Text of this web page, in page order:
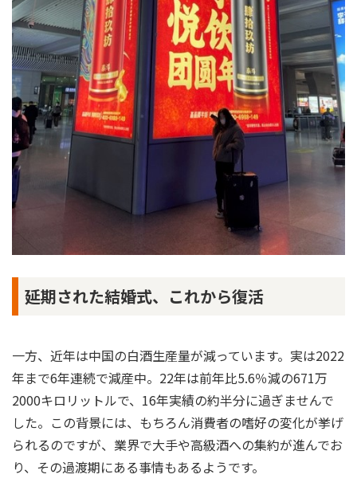
延期された結婚式、これから復活
一方、近年は中国の白酒生産量が減っています。実は2022
年まで6年連続で減産中。22年は前年比5.6％減の671万
2000キロリットルで、16年実績の約半分に過ぎませんで
した。この背景には、もちろん消費者の嗜好の変化が挙げ
られるのですが、業界で大手や高級酒への集約が進んでお
り、その過渡期にある事情もあるようです。